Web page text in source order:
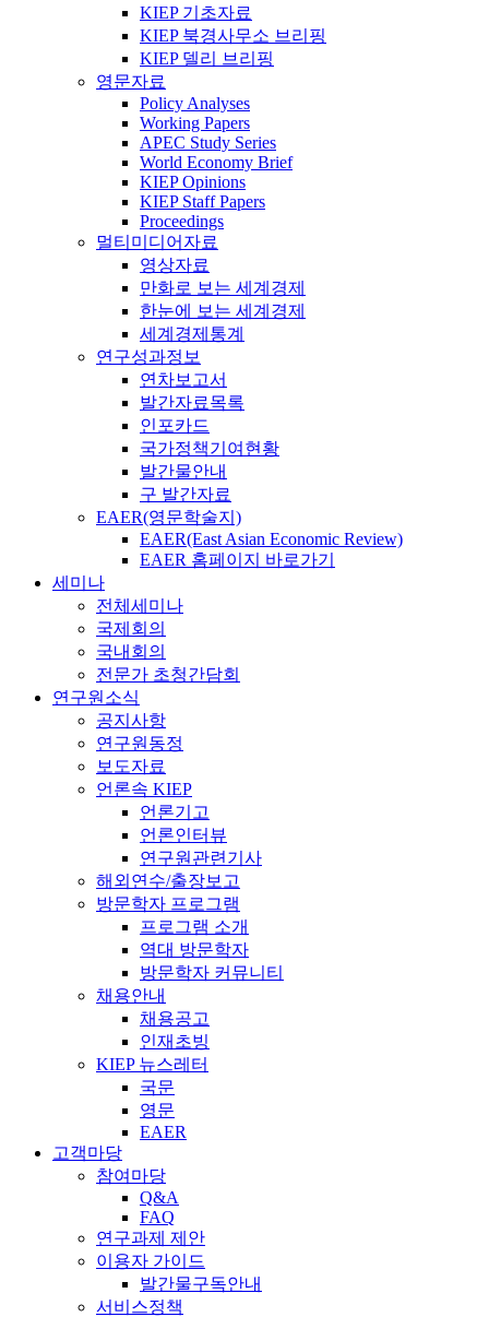
KIEP 기초자료
KIEP 북경사무소 브리핑
KIEP 델리 브리핑
영문자료
Policy Analyses
Working Papers
APEC Study Series
World Economy Brief
KIEP Opinions
KIEP Staff Papers
Proceedings
멀티미디어자료
영상자료
만화로 보는 세계경제
한눈에 보는 세계경제
세계경제통계
연구성과정보
연차보고서
발간자료목록
인포카드
국가정책기여현황
발간물안내
구 발간자료
EAER(영문학술지)
EAER(East Asian Economic Review)
EAER 홈페이지 바로가기
세미나
전체세미나
국제회의
국내회의
전문가 초청간담회
연구원소식
공지사항
연구원동정
보도자료
언론속 KIEP
언론기고
언론인터뷰
연구원관련기사
해외연수/출장보고
방문학자 프로그램
프로그램 소개
역대 방문학자
방문학자 커뮤니티
채용안내
채용공고
인재초빙
KIEP 뉴스레터
국문
영문
EAER
고객마당
참여마당
Q&A
FAQ
연구과제 제안
이용자 가이드
발간물구독안내
서비스정책